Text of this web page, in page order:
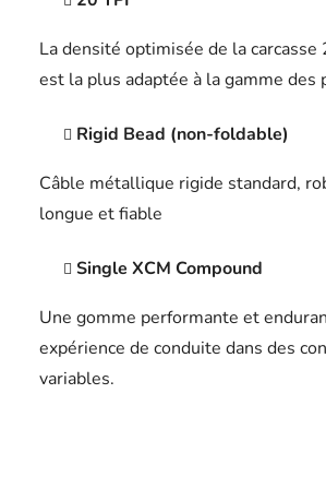
La densité optimisée de la
est la plus adaptée à la gamme des
Rigid Bead (non-foldable)
Câble métallique rigide standard,
longue et fiable
Single XCM Compound
Une gomme performante et
expérience de conduite dans des
variables.